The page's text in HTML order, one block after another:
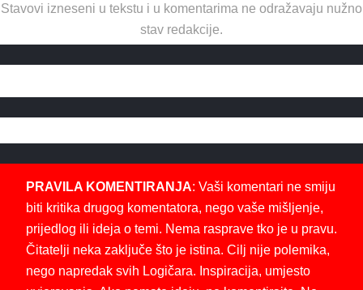
Stavovi izneseni u tekstu i u komentarima ne odražavaju nužno
stav redakcije.
PRAVILA KOMENTIRANJA: Vaši komentari ne smiju
biti kritika drugog komentatora, nego vaše mišljenje,
prijedlog ili ideja o temi. Nema rasprave tko je u pravu.
Čitatelji neka zaključe što je istina. Cilj nije polemika,
nego napredak svih Logičara. Inspiracija, umjesto